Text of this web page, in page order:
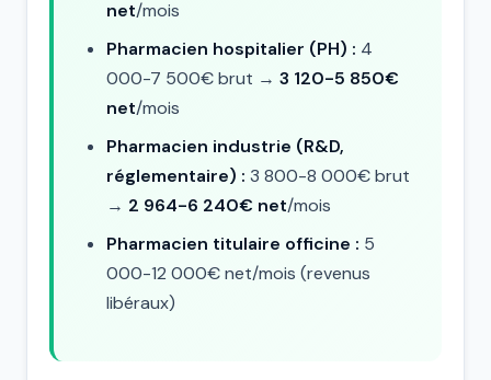
net/mois
Pharmacien hospitalier (PH) : 4
000-7 500€ brut → 3 120-5 850€
net/mois
Pharmacien industrie (R&D,
réglementaire) : 3 800-8 000€ brut
→ 2 964-6 240€ net/mois
Pharmacien titulaire officine : 5
000-12 000€ net/mois (revenus
libéraux)